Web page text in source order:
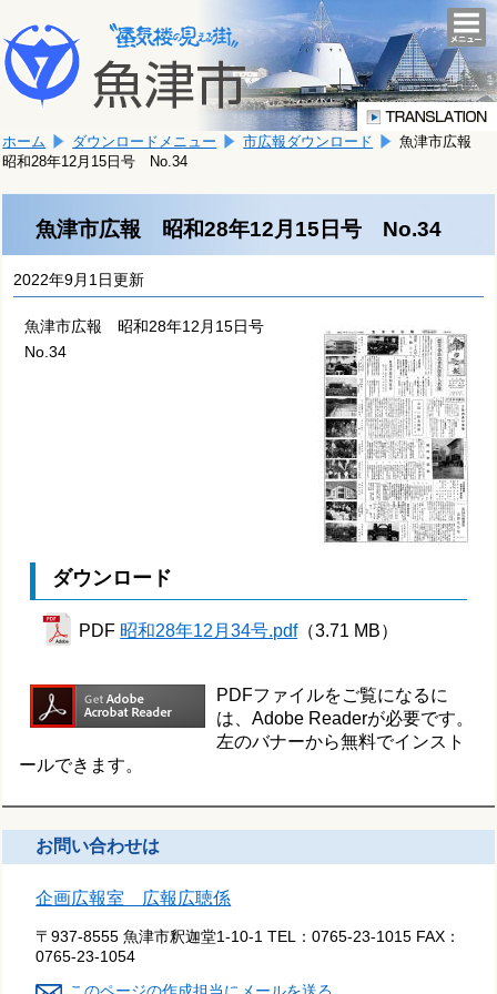
文
へ
移
ま
す。
こ
か
文
で
す。
ホーム ダウンロードメニュー 市広報ダウンロード
魚津市広報
昭和28年12月15日号 No.34
魚津市広報 昭和28年12月15日号 No.34
2022年9月1日更新
魚津市広報 昭和28年12月15日号
No.34
ダウンロード
PDF 昭和28年12月34号.pdf（3.71 MB）
PDFファイルをご覧になるに
は、Adobe Readerが必要です。
左のバナーから無料でインスト
ールできます。
お問い合わせは
企画広報室 広報広聴係
〒937-8555 魚津市釈迦堂1-10-1 TEL：0765-23-1015 FAX：
0765-23-1054